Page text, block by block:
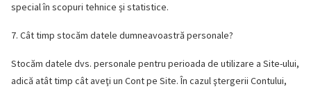
special în scopuri tehnice și statistice.
7. Cât timp stocăm datele dumneavoastră personale?
Stocăm datele dvs. personale pentru perioada de utilizare a Site-ului,
adică atât timp cât aveţi un Cont pe Site. În cazul ştergerii Contului,